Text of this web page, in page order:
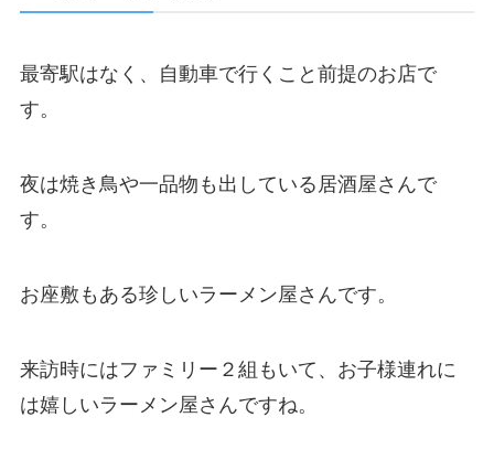
最寄駅はなく、自動車で行くこと前提のお店で
す。
夜は焼き鳥や一品物も出している居酒屋さんで
す。
お座敷もある珍しいラーメン屋さんです。
来訪時にはファミリー２組もいて、お子様連れに
は嬉しいラーメン屋さんですね。